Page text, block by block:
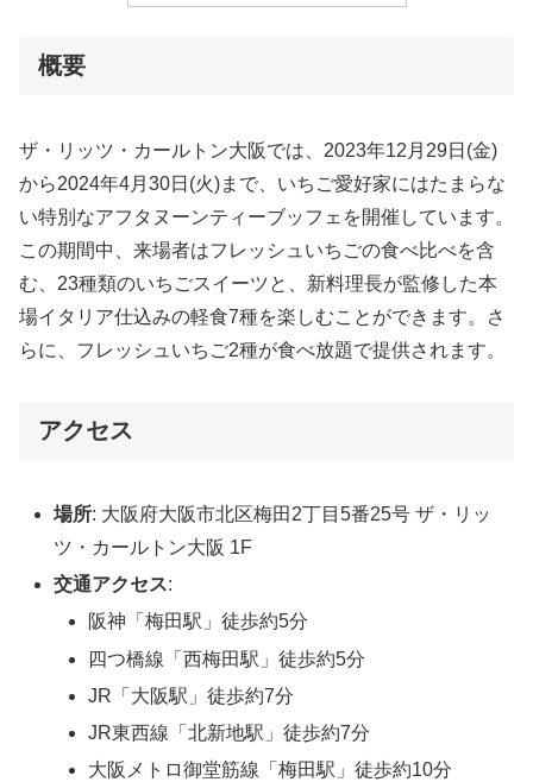
概要
ザ・リッツ・カールトン大阪では、2023年12月29日(金)
から2024年4月30日(火)まで、いちご愛好家にはたまらな
い特別なアフタヌーンティーブッフェを開催しています。
この期間中、来場者はフレッシュいちごの食べ比べを含
む、23種類のいちごスイーツと、新料理長が監修した本
場イタリア仕込みの軽食7種を楽しむことができます。さ
らに、フレッシュいちご2種が食べ放題で提供されます。
アクセス
場所: 大阪府大阪市北区梅田2丁目5番25号 ザ・リッ
ツ・カールトン大阪 1F
交通アクセス:
阪神「梅田駅」徒歩約5分
四つ橋線「西梅田駅」徒歩約5分
JR「大阪駅」徒歩約7分
JR東西線「北新地駅」徒歩約7分
大阪メトロ御堂筋線「梅田駅」徒歩約10分